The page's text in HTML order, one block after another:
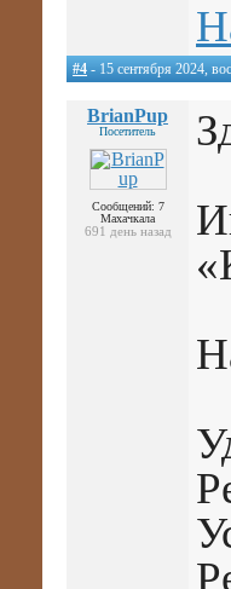
#4 - 15 сентября 2024,
BrianPup
Посетитель
Сообщений: 7
Махачкала
691 день назад